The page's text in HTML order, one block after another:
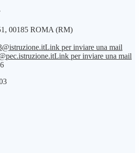
00185 ROMA (RM)
Link per inviare una mail
Link per inviare una mail